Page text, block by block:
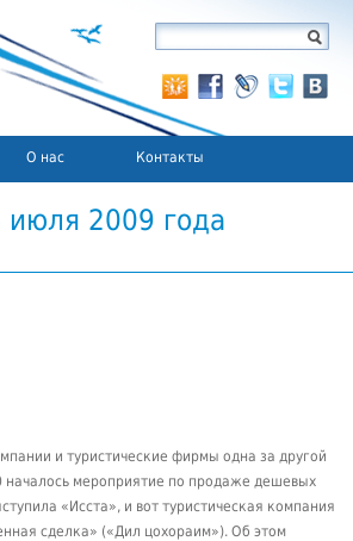
О нас Контакты
2009 года
и туристические фирмы одна за другой
началось мероприятие по продаже дешевых
«Исста», и вот туристическая компания
сделка» («Дил цохораим»). Об этом